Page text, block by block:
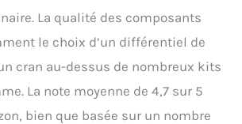
La qualité des composants
le choix d’un différentiel de
cran au-dessus de nombreux kits
La note moyenne de 4,7 sur 5
bien que basée sur un nombre